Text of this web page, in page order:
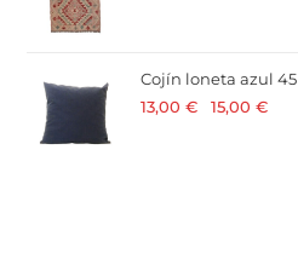
Cojín loneta azul 45
13,00€ 15,00€